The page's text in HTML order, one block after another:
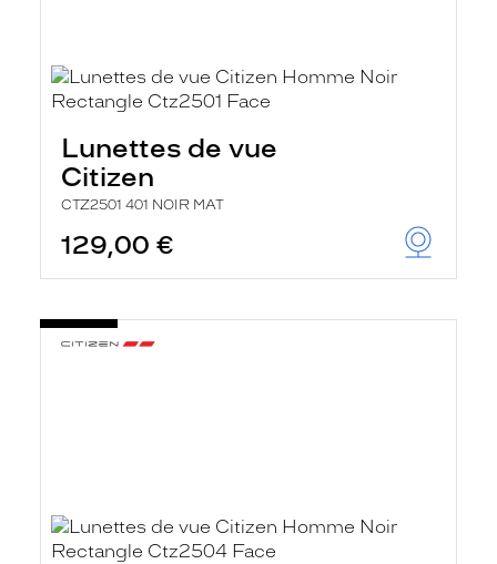
Lunettes de vue
Citizen
CTZ2501 401 NOIR MAT
129,00 €